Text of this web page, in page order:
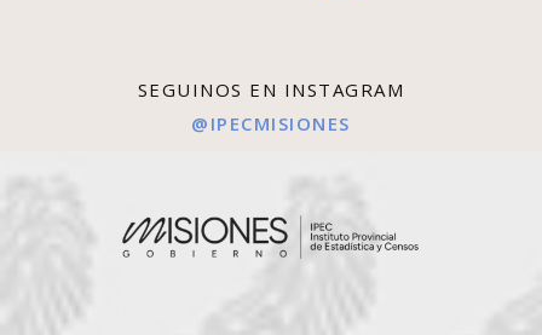
SEGUINOS EN INSTAGRAM
@IPECMISIONES